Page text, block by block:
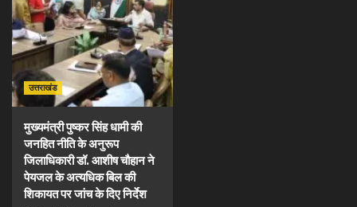
उत्तराखंड
मुख्यमंत्री पुष्कर सिंह धामी की
जनहित नीति के अनुरूप
जिलाधिकारी डॉ. आशीष चौहान ने
पेयजल के अत्यधिक बिल की
शिकायत पर जांच के दिए निर्देश